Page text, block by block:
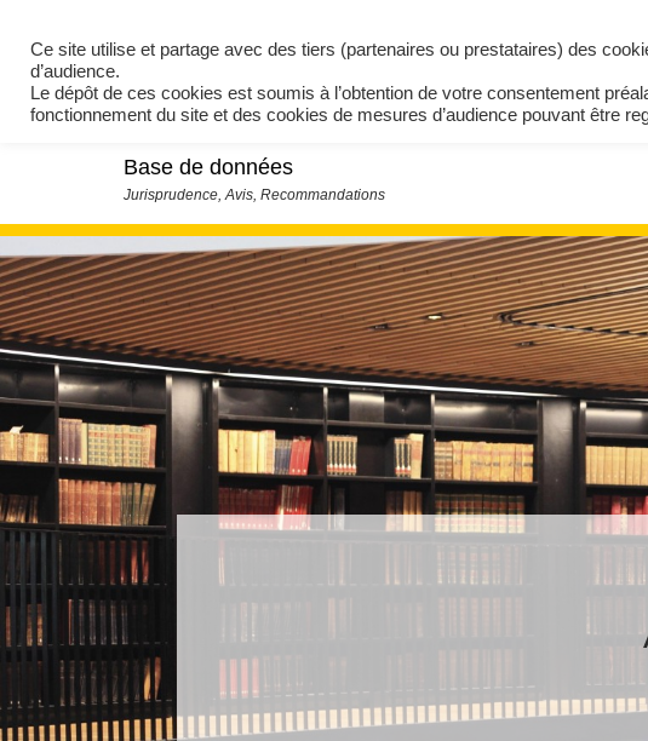
Base de données
Ce site utilise et partage avec des tiers (partenaires ou prestataires) des
d’audience.
Le dépôt de ces cookies est soumis à l’obtention de votre consentement
fonctionnement du site et des cookies de mesures d’audience pouvant être